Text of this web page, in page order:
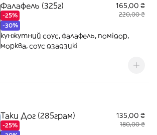
Фалафель (325г)
-25%
-30%
165,00 ₴
220,00 ₴
кунжутний соус, фалафель, помідор,
морква, соус дзадзикі
Таки Дог (285грам)
-25%
135,00 ₴
180,00 ₴